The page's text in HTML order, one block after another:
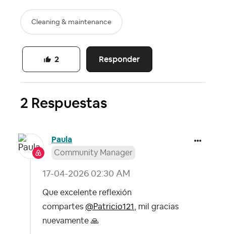
Cleaning & maintenance
Responder
2
2 Respuestas
Paula
Community Manager
‎17-04-2026 02:30 AM
Que excelente reflexión
compartes @Patricio121 , mil gracias
nuevamente 🙏